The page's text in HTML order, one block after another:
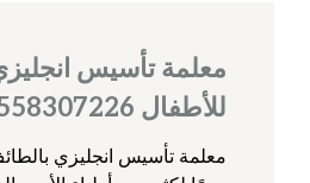
معلمة تأسيس
للأطفال 0558307226
معلمة تأسيس انجليزي